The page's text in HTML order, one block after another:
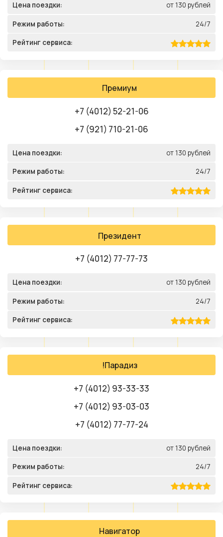
Цена поездки: от 130 рублей
Режим работы: 24/7
Рейтинг сервиса:
Премиум
+7 (4012) 52-21-06
+7 (921) 710-21-06
Цена поездки: от 130 рублей
Режим работы: 24/7
Рейтинг сервиса:
Президент
+7 (4012) 77-77-73
Цена поездки: от 130 рублей
Режим работы: 24/7
Рейтинг сервиса:
!Парадиз
+7 (4012) 93-33-33
+7 (4012) 93-03-03
+7 (4012) 77-77-24
Цена поездки: от 130 рублей
Режим работы: 24/7
Рейтинг сервиса:
Навигатор